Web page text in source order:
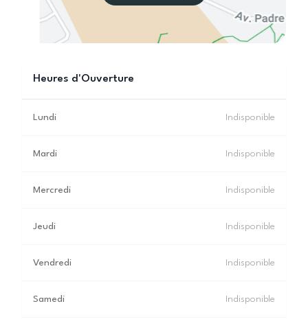
Heures d'Ouverture
Lundi Indisponible
Mardi Indisponible
Mercredi Indisponible
Jeudi Indisponible
Vendredi Indisponible
Samedi Indisponible